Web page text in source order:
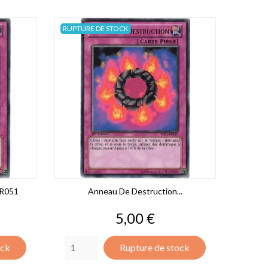
Anneau De Destruction...
Prix
5,00 €
Rupture de stock
RUPTURE DE STOCK